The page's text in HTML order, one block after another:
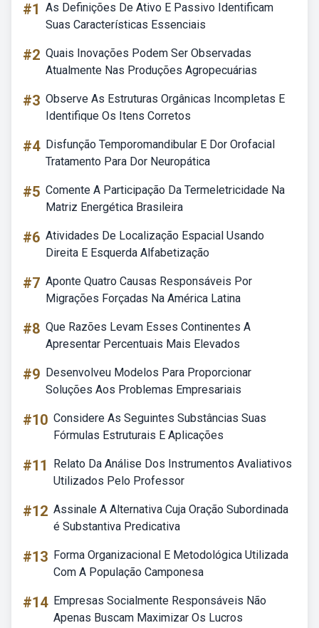
#1 As Definições De Ativo E Passivo Identificam
Suas Características Essenciais
#2 Quais Inovações Podem Ser Observadas
Atualmente Nas Produções Agropecuárias
#3 Observe As Estruturas Orgânicas Incompletas E
Identifique Os Itens Corretos
#4 Disfunção Temporomandibular E Dor Orofacial
Tratamento Para Dor Neuropática
#5 Comente A Participação Da Termeletricidade Na
Matriz Energética Brasileira
#6 Atividades De Localização Espacial Usando
Direita E Esquerda Alfabetização
#7 Aponte Quatro Causas Responsáveis Por
Migrações Forçadas Na América Latina
#8 Que Razões Levam Esses Continentes A
Apresentar Percentuais Mais Elevados
#9 Desenvolveu Modelos Para Proporcionar
Soluções Aos Problemas Empresariais
#10 Considere As Seguintes Substâncias Suas
Fórmulas Estruturais E Aplicações
#11
Relato Da Análise Dos Instrumentos Avaliativos
Utilizados Pelo Professor
#12 Assinale A Alternativa Cuja Oração Subordinada
é Substantiva Predicativa
#13 Forma Organizacional E Metodológica Utilizada
Com A População Camponesa
#14 Empresas Socialmente Responsáveis Não
Apenas Buscam Maximizar Os Lucros